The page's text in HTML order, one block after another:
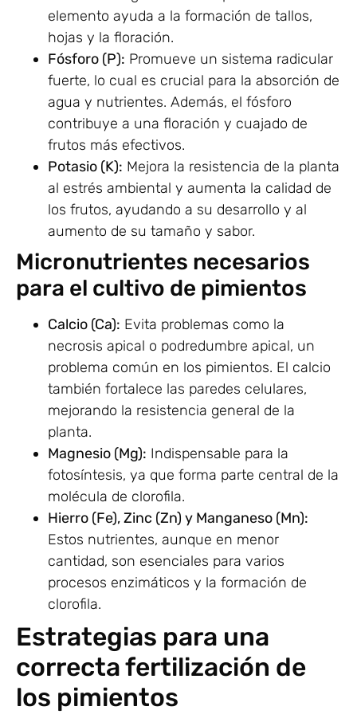
elemento ayuda a la formación de tallos,
hojas y la floración.
Fósforo (P): Promueve un sistema radicular
fuerte, lo cual es crucial para la absorción de
agua y nutrientes. Además, el fósforo
contribuye a una floración y cuajado de
frutos más efectivos.
Potasio (K): Mejora la resistencia de la planta
al estrés ambiental y aumenta la calidad de
los frutos, ayudando a su desarrollo y al
aumento de su tamaño y sabor.
Micronutrientes necesarios
para el cultivo de pimientos
Calcio (Ca): Evita problemas como la
necrosis apical o podredumbre apical, un
problema común en los pimientos. El calcio
también fortalece las paredes celulares,
mejorando la resistencia general de la
planta.
Magnesio (Mg): Indispensable para la
fotosíntesis, ya que forma parte central de la
molécula de clorofila.
Hierro (Fe), Zinc (Zn) y Manganeso (Mn):
Estos nutrientes, aunque en menor
cantidad, son esenciales para varios
procesos enzimáticos y la formación de
clorofila.
Estrategias para una
correcta fertilización de
los pimientos